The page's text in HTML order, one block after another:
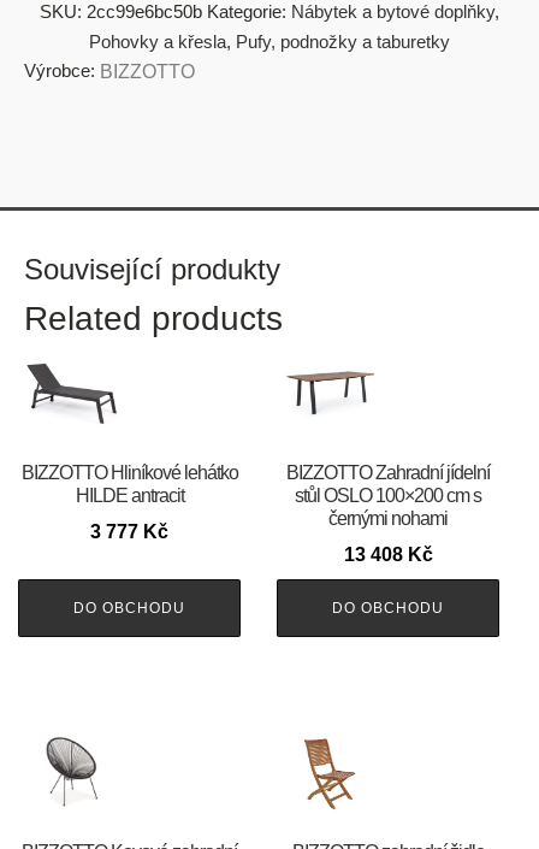
SKU: 2cc99e6bc50b Kategorie: Nábytek a bytové doplňky,
Pohovky a křesla, Pufy, podnožky a taburetky
Výrobce: BIZZOTTO
Související produkty
Related products
BIZZOTTO Hliníkové lehátko
HILDE antracit
3 777 Kč
DO OBCHODU
BIZZOTTO Zahradní jídelní
stůl OSLO 100×200 cm s
černými nohami
13 408 Kč
DO OBCHODU